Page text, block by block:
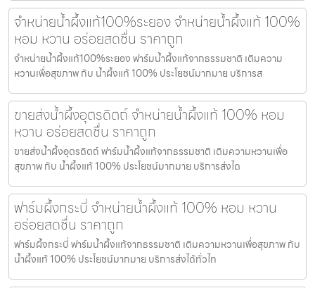
จำหน่ายน้ำผึ้งแท้100%ระยอง จำหน่ายน้ำผึ้งแท้ 100%
หอม หวาน อร่อยสดชื่น ราคาถูก
จำหน่ายน้ำผึ้งแท้100%ระยอง ฟาร์มน้ำผึ้งแท้จากธรรมชาติ เติมความ
หวานเพื่อสุขภาพ กับ น้ำผึ้งแท้ 100% ประโยชน์มากมาย บริการส
ขายส่งน้ำผึ้งอุตรดิตถ์ จำหน่ายน้ำผึ้งแท้ 100% หอม
หวาน อร่อยสดชื่น ราคาถูก
ขายส่งน้ำผึ้งอุตรดิตถ์ ฟาร์มน้ำผึ้งแท้จากธรรมชาติ เติมความหวานเพื่อ
สุขภาพ กับ น้ำผึ้งแท้ 100% ประโยชน์มากมาย บริการส่งได
ฟาร์มผึ้งกระบี่ จำหน่ายน้ำผึ้งแท้ 100% หอม หวาน
อร่อยสดชื่น ราคาถูก
ฟาร์มผึ้งกระบี่ ฟาร์มน้ำผึ้งแท้จากธรรมชาติ เติมความหวานเพื่อสุขภาพ กับ
น้ำผึ้งแท้ 100% ประโยชน์มากมาย บริการส่งได้ทั่วไท